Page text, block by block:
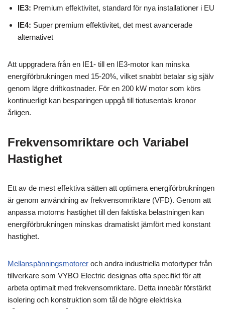
IE3: Premium effektivitet, standard för nya installationer i EU
IE4: Super premium effektivitet, det mest avancerade
alternativet
Att uppgradera från en IE1- till en IE3-motor kan minska
energiförbrukningen med 15-20%, vilket snabbt betalar sig själv
genom lägre driftkostnader. För en 200 kW motor som körs
kontinuerligt kan besparingen uppgå till tiotusentals kronor
årligen.
Frekvensomriktare och Variabel
Hastighet
Ett av de mest effektiva sätten att optimera energiförbrukningen
är genom användning av frekvensomriktare (VFD). Genom att
anpassa motorns hastighet till den faktiska belastningen kan
energiförbrukningen minskas dramatiskt jämfört med konstant
hastighet.
Mellanspänningsmotorer och andra industriella motortyper från
tillverkare som VYBO Electric designas ofta specifikt för att
arbeta optimalt med frekvensomriktare. Detta innebär förstärkt
isolering och konstruktion som tål de högre elektriska